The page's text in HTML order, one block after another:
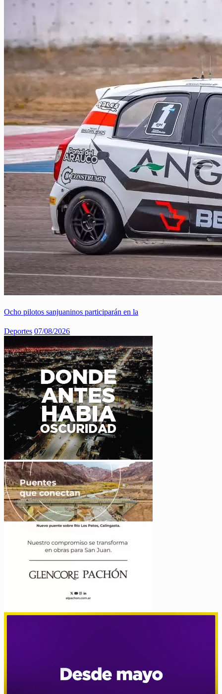
Ocho pilotos sanjuaninos participarán en la
Deportes 07/08/2026